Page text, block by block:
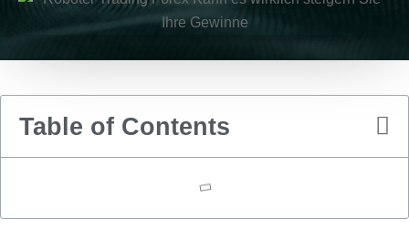
Table of Contents